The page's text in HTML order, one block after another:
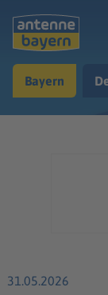
Musik & Radio
Bayern
31.05.2026